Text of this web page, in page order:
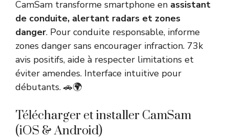
CamSam transforme smartphone en assistant
de conduite, alertant radars et zones
danger. Pour conduite responsable, informe
zones danger sans encourager infraction. 73k
avis positifs, aide à respecter limitations et
éviter amendes. Interface intuitive pour
débutants. 🚗🌍
Télécharger et installer CamSam
(iOS & Android)